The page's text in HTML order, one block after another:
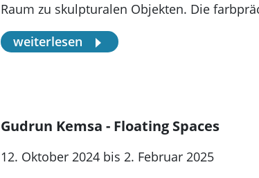
Raum zu skulpturalen Objekten. Die
weiterlesen
Gudrun Kemsa - Floating Spaces
12. Oktober 2024 bis 2. Februar 2025